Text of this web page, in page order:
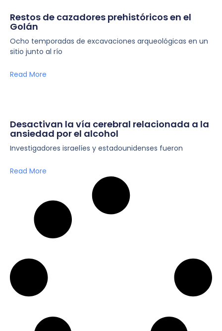
Restos de cazadores prehistóricos en el
Golán
Ocho temporadas de excavaciones arqueológicas en un
sitio junto al río
Read More
Desactivan la vía cerebral relacionada a la
ansiedad por el alcohol
Investigadores israelíes y estadounidenses fueron
Read More